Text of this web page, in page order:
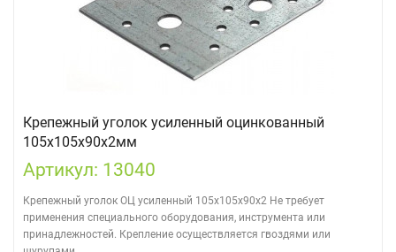
Крепежный уголок усиленный оцинкованный
105х105х90х2мм
Артикул: 13040
Крепежный уголок ОЦ усиленный 105х105х90х2 Не требует
применения специального оборудования, инструмента или
принадлежностей. Крепление осуществляется гвоздями или